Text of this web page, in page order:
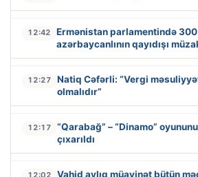
12:42
Ermənistan parlamentində
azərbaycanlının qayıdışı
12:27
Natiq Cəfərli: “Vergi
olmalıdır”
12:17
“Qarabağ” – “Dinamo”
çıxarıldı
12:02
Vahid aylıq müavinət bütün